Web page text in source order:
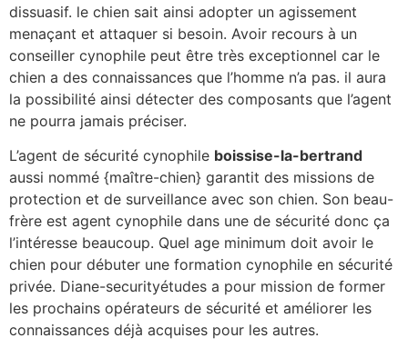
dissuasif. le chien sait ainsi adopter un agissement
menaçant et attaquer si besoin. Avoir recours à un
conseiller cynophile peut être très exceptionnel car le
chien a des connaissances que l’homme n’a pas. il aura
la possibilité ainsi détecter des composants que l’agent
ne pourra jamais préciser.
L’agent de sécurité cynophile boissise-la-bertrand
aussi nommé {maître-chien} garantit des missions de
protection et de surveillance avec son chien. Son beau-
frère est agent cynophile dans une de sécurité donc ça
l’intéresse beaucoup. Quel age minimum doit avoir le
chien pour débuter une formation cynophile en sécurité
privée. Diane-securityétudes a pour mission de former
les prochains opérateurs de sécurité et améliorer les
connaissances déjà acquises pour les autres.